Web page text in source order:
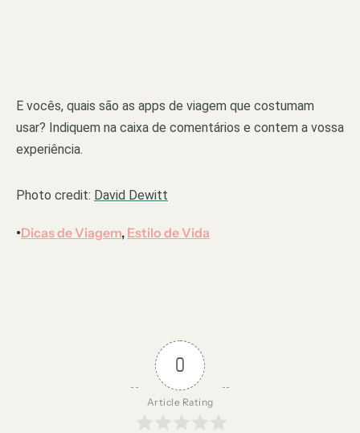
E vocês, quais são as apps de viagem que costumam
usar? Indiquem na caixa de comentários e contem a vossa
experiência.
Photo credit: David Dewitt
•Dicas de Viagem, Estilo de Vida
0
Article Rating